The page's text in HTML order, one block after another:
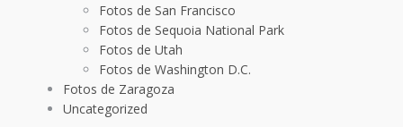
Fotos de San Francisco
Fotos de Sequoia National Park
Fotos de Utah
Fotos de Washington D.C.
Fotos de Zaragoza
Uncategorized